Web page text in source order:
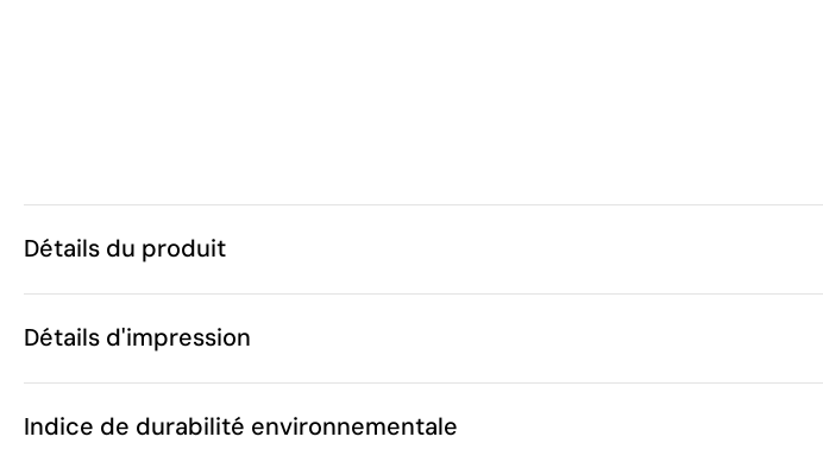
Détails du produit
Caractéristiques
Code du produit
Poids
225 g
Détails d'impression
Indice de durabilité environnementale